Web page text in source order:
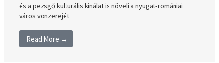
és a pezsgő kulturális kínálat is növeli a nyugat-romániai
város vonzerejét
Read More →